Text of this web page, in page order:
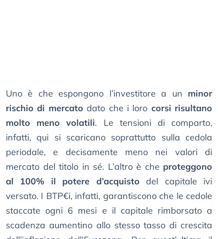
Uno è che espongono l’investitore a un minor
rischio di mercato dato che i loro corsi risultano
molto meno volatili. Le tensioni di comparto,
infatti, qui si scaricano soprattutto sulla cedola
periodale, e decisamente meno nei valori di
mercato del titolo in sé. L’altro è che proteggono
al 100% il potere d’acquisto del capitale ivi
versato. I BTP€i, infatti, garantiscono che le cedole
staccate ogni 6 mesi e il capitale rimborsato a
scadenza aumentino allo stesso tasso di crescita